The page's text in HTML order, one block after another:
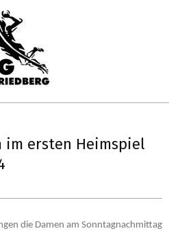
im ersten Heimspiel
die Damen am Sonntagnachmittag